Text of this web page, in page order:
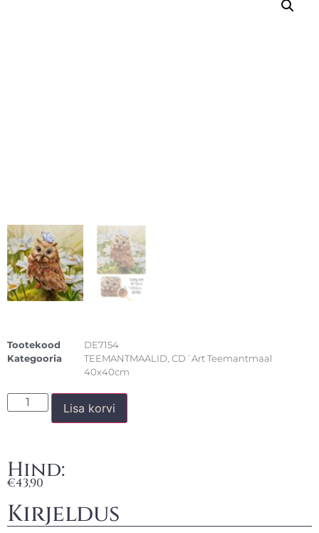
Tootekood
DE7154
Kategooria
TEEMANTMAALID CD´Art Teemantmaal
40x40cm
Lisa korvi
Hind:
€43,90
Kirjeldus